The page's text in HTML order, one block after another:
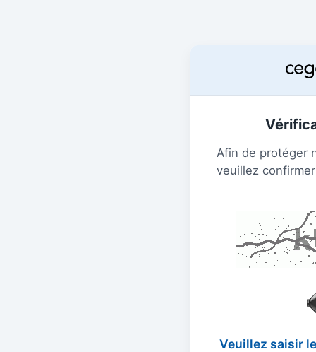
Afin de protéger
veuillez
Veuillez saisir